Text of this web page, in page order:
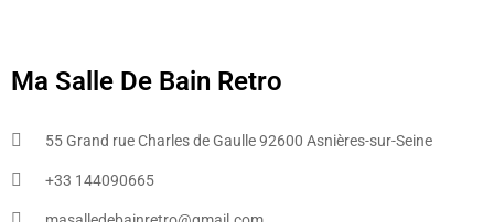
Ma Salle De Bain Retro
55 Grand rue Charles de Gaulle 92600 Asnières-sur-Seine
+33 144090665​